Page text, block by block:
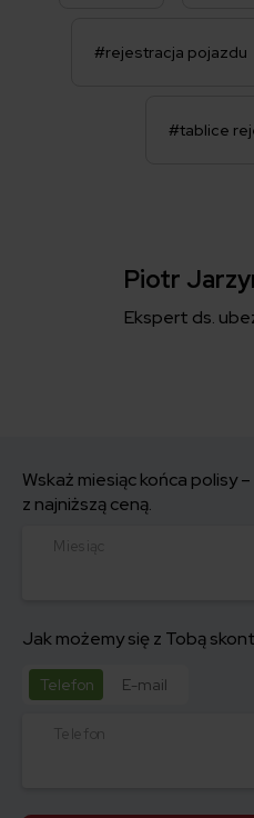
#rejestracja pojazdu
#tablice
Piotr
Ekspert ds.
Wskaż miesiąc końca polisy
z najniższą ceną.
Miesiąc
Jak możemy się z Tobą
Telefon E-mail
Telefon